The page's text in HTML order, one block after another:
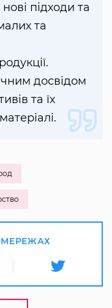
підходи та
та
досвідом
та їх